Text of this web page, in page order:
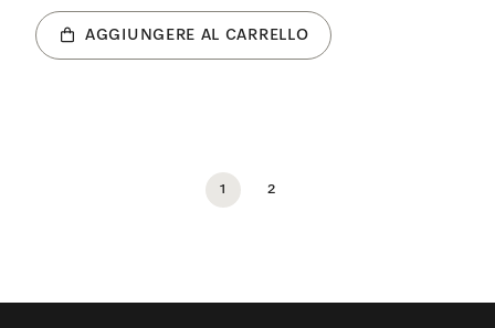
AGGIUNGERE AL CARRELLO
1 2